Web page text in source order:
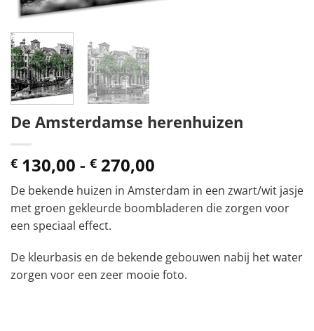
De Amsterdamse herenhuizen
€ 130,00 - € 270,00
€ 130,00
tot
€ 270,00
De bekende huizen in Amsterdam in een zwart/wit jasje
met groen gekleurde boombladeren die zorgen voor
een speciaal effect.
De kleurbasis en de bekende gebouwen nabij het water
zorgen voor een zeer mooie foto.